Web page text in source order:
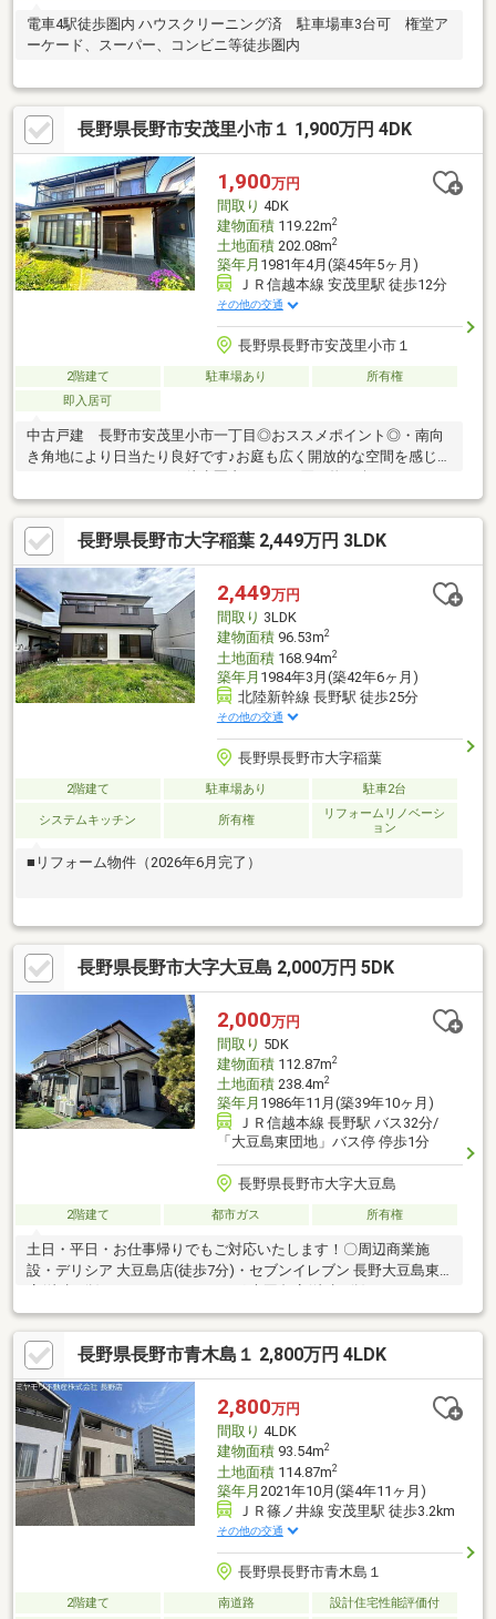
電車4駅徒歩圏内 ハウスクリーニング済 駐車場車3台可 権堂ア
ーケード、スーパー、コンビニ等徒歩圏内
長野県長野市安茂里小市１ 1,900万円 4DK
1,900万円
間取り 4DK
建物面積119.22m2
土地面積202.08m2
築年月 1981年4月(築45年5ヶ月)
ＪＲ信越本線 安茂里駅 徒歩12分
その他の交通
長野県長野市安茂里小市１
2階建て 駐車場あり
所有権
即入居可
中古戸建 長野市安茂里小市一丁目◎おススメポイント◎・南向
き角地により日当たり良好です♪お庭も広く開放的な空間を感じて
駐車スペースあります・松ヶ丘小学校/裾花中学校エリアリフォー
ム相談＆ローン相談もお任せください。経験豊富なスタッフがお
客様にあったご提案をさせていただきます。もちろん相談無料で
す♪お気軽にお問い合わせ下さい♪Be-Style長野本社026-217-5014
長野県長野市大字稲葉 2,449万円 3LDK
2,449万円
間取り 3LDK
建物面積96.53m2
土地面積168.94m2
築年月 1984年3月(築42年6ヶ月)
北陸新幹線 長野駅 徒歩25分
その他の交通
長野県長野市大字稲葉
2階建て 駐車場あり 駐車2台
システムキッチン 所有権
リフォームリノベーシ
ョン
■リフォーム物件（2026年6月完了）
長野県長野市大字大豆島 2,000万円 5DK
2,000万円
間取り 5DK
建物面積112.87m2
土地面積238.4m2
築年月 1986年11月(築39年10ヶ月)
ＪＲ信越本線 長野駅 バス32分/
「大豆島東団地」バス停 停歩1分
長野県長野市大字大豆島
2階建て 都市ガス 所有権
土日・平日・お仕事帰りでもご対応いたします！〇周辺商業施
設・デリシア 大豆島店(徒歩7分)・セブンイレブン 長野大豆島東
不動産なら資金計画からサポート●〇 ローンに不安事ございま
せんか？・ローンについてわからない・車のローンがある・他社
で審査に落ちてしまった などページ下部の支払い例もチェッ
ク！弊社はお客様に合ったローンのご提案いたします♪
長野県長野市青木島１ 2,800万円 4LDK
2,800万円
間取り 4LDK
建物面積93.54m2
土地面積114.87m2
築年月 2021年10月(築4年11ヶ月)
ＪＲ篠ノ井線 安茂里駅 徒歩3.2km
その他の交通
長野県長野市青木島１
2階建て 南道路
設計住宅性能評価付